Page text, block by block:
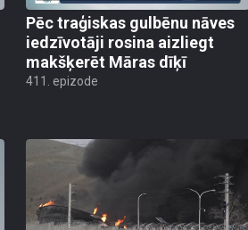
Pēc traģiskas gulbēnu nāves
iedzīvotāji rosina aizliegt
makšķerēt Māras dīķī
411. epizode